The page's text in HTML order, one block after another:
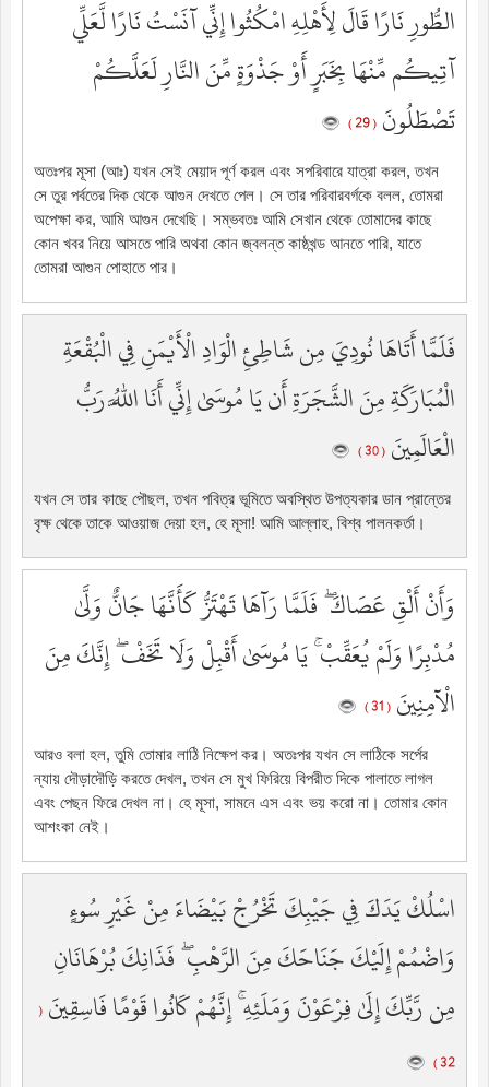
الطُّورِ نَارًا قَالَ لِأَهْلِهِ امْكُثُوا إِنِّي آنَسْتُ نَارًا لَّعَلِّي
آتِيكُم مِّنْهَا بِخَبَرٍ أَوْ جَذْوَةٍ مِّنَ النَّارِ لَعَلَّكُمْ
تَصْطَلُونَ ( 29 )
অতঃপর মূসা (আঃ) যখন সেই মেয়াদ পূর্ণ করল এবং সপরিবারে যাত্রা করল, তখন
সে তুর পর্বতের দিক থেকে আগুন দেখতে পেল। সে তার পরিবারবর্গকে বলল, তোমরা
অপেক্ষা কর, আমি আগুন দেখেছি। সম্ভবতঃ আমি সেখান থেকে তোমাদের কাছে
কোন খবর নিয়ে আসতে পারি অথবা কোন জ্বলন্ত কাষ্ঠখন্ড আনতে পারি, যাতে
তোমরা আগুন পোহাতে পার।
فَلَمَّا أَتَاهَا نُودِيَ مِن شَاطِئِ الْوَادِ الْأَيْمَنِ فِي الْبُقْعَةِ
الْمُبَارَكَةِ مِنَ الشَّجَرَةِ أَن يَا مُوسَىٰ إِنِّي أَنَا اللَّهُ رَبُّ
الْعَالَمِينَ ( 30 )
যখন সে তার কাছে পৌছল, তখন পবিত্র ভূমিতে অবস্থিত উপত্যকার ডান প্রান্তের
বৃক্ষ থেকে তাকে আওয়াজ দেয়া হল, হে মূসা! আমি আল্লাহ, বিশ্ব পালনকর্তা।
وَأَنْ أَلْقِ عَصَاكَ ۖ فَلَمَّا رَآهَا تَهْتَزُّ كَأَنَّهَا جَانٌّ وَلَّىٰ
مُدْبِرًا وَلَمْ يُعَقِّبْ ۚ يَا مُوسَىٰ أَقْبِلْ وَلَا تَخَفْ ۖ إِنَّكَ مِنَ
الْآمِنِينَ ( 31 )
আরও বলা হল, তুমি তোমার লাঠি নিক্ষেপ কর। অতঃপর যখন সে লাঠিকে সর্পের
ন্যায় দৌড়াদৌড়ি করতে দেখল, তখন সে মুখ ফিরিয়ে বিপরীত দিকে পালাতে লাগল
এবং পেছন ফিরে দেখল না। হে মূসা, সামনে এস এবং ভয় করো না। তোমার কোন
আশংকা নেই।
اسْلُكْ يَدَكَ فِي جَيْبِكَ تَخْرُجْ بَيْضَاءَ مِنْ غَيْرِ سُوءٍ
وَاضْمُمْ إِلَيْكَ جَنَاحَكَ مِنَ الرَّهْبِ ۖ فَذَانِكَ بُرْهَانَانِ
مِن رَّبِّكَ إِلَىٰ فِرْعَوْنَ وَمَلَئِهِ ۚ إِنَّهُمْ كَانُوا قَوْمًا فَاسِقِينَ (
32 )